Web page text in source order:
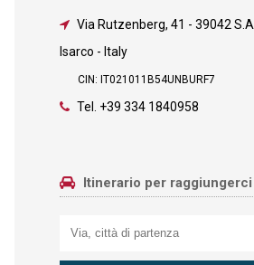
Via Rutzenberg, 41 - 39042
Isarco - Italy
CIN: IT021011B54UNBURF7
Tel. +39 334 1840958
Itinerario per raggiungerci